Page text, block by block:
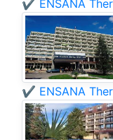
✔️ ENSANA
✔️ ENSANA